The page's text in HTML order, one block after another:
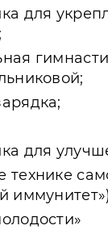
для
для
технике